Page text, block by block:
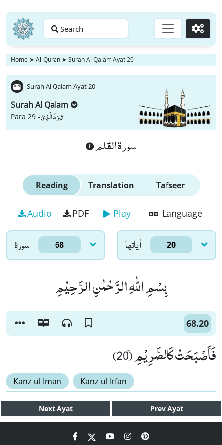
Search Go
Home ➤ Al-Quran ➤ Surah Al Qalam Ayat 20
Surah Al Qalam Ayat 20
Surah Al Qalam
Para 29 -تَبٰرَكَ الَّذِیْ
سورة القلم
Reading Translation Tafseer
Audio PDF Play Language
سورۃ 68 اٰياتها 20
بِسْمِ اللّٰهِ الرَّحْمٰنِ الرَّحِیْمِ
68.20
فَاَصْبَحَتْ كَالصَّرِیْمِۙ (20)
Kanz ul Iman Kanz ul Irfan
Next Ayat Prev Ayat